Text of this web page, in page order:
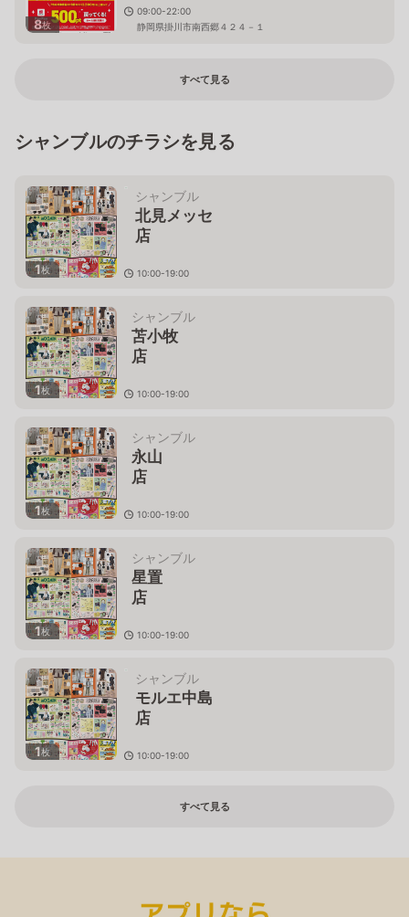
8枚
09:00-22:00
静岡県掛川市南西郷４２４－１
すべて見る
シャンブルのチラシを見る
1枚
シャンブル
北見メッセ
店
10:00-19:00
1枚
シャンブル
苫小牧
店
10:00-19:00
1枚
シャンブル
永山
10:00-19:00
1枚
シャンブル
星置
店
10:00-19:00
1枚
シャンブル
モルエ中島
店
10:00-19:00
すべて見る